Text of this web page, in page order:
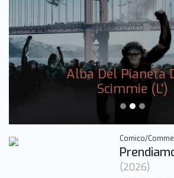
Alba Del Pianeta
Scimmie (L')
Previous
Comico/
(2026)